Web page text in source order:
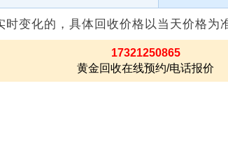
变化的，具体回收价格以当天价格为
17321250865
黄金回收在线预约/电话报价